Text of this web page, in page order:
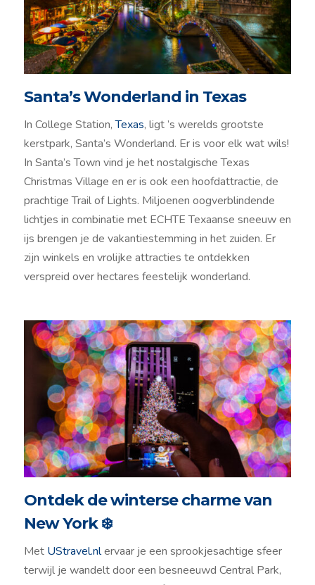
Santa’s Wonderland in Texas
In College Station,Texas, ligt ’s werelds grootste
kerstpark, Santa’s Wonderland. Er is voor elk wat wils!
In Santa’s Town vind je het nostalgische Texas
Christmas Village en er is ook een hoofdattractie, de
prachtige Trail of Lights. Miljoenen oogverblindende
lichtjes in combinatie met ECHTE Texaanse sneeuw en
ijs brengen je de vakantiestemming in het zuiden. Er
zijn winkels en vrolijke attracties te ontdekken
verspreid over hectares feestelijk wonderland.
Ontdek de winterse charme van
New York ❄️
Met UStravel.nlervaar je een sprookjesachtige sfeer
terwijl je wandelt door een besneeuwd Central Park,